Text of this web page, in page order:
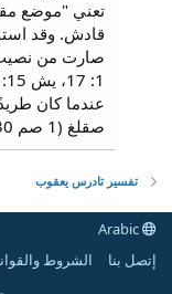
تعني "موضع
صارت من نصيب
عندما كان
صقلغ (1 صم 30: 30).
تفسير تادرس يعقوب
إتصل بنا
الشروط